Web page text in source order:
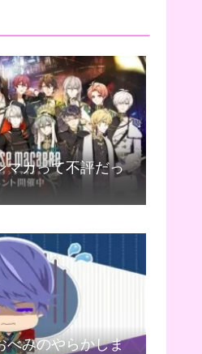
マカって不評だっ
べみのやらかしま